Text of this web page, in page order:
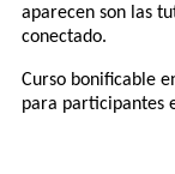
aparecen son las
conectado.
Curso bonificable
para participantes